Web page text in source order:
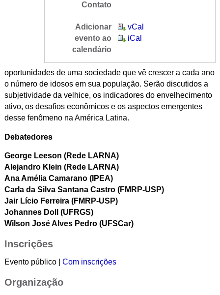
Contato
Adicionar
evento ao
calendário
vCal
iCal
oportunidades de uma sociedade que vê crescer a cada ano
o número de idosos em sua população. Serão discutidos a
subjetividade da velhice, os indicadores do envelhecimento
ativo, os desafios econômicos e os aspectos emergentes
desse fenômeno na América Latina.
Debatedores
George Leeson (Rede LARNA)
Alejandro Klein (Rede LARNA)
Ana Amélia Camarano (IPEA)
Carla da Silva Santana Castro (FMRP-USP)
Jair Lício Ferreira (FMRP-USP)
Johannes Doll (UFRGS)
Wilson José Alves Pedro (UFSCar)
Inscrições
Evento público | Com inscrições
Organização